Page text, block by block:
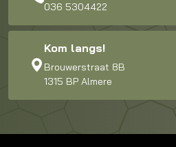
036 5304422
Kom langs!
Brouwerstraat 8B
1315 BP Almere